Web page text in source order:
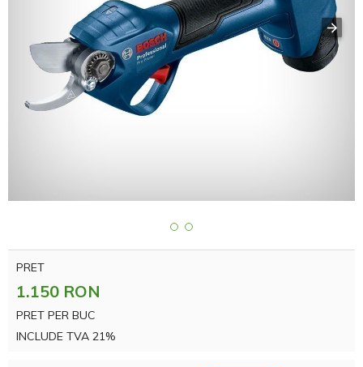
PRET
1.150 RON
PRET PER BUC
INCLUDE TVA 21%